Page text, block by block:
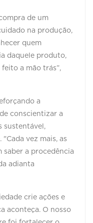
de um
na produção,
quem
daquele produto,
a mão trás”,
a
conscientizar a
sustentável,
vez mais, as
saber a procedência
adianta
crie ações e
aconteça. O nosso